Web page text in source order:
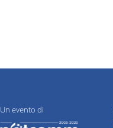
Un evento di